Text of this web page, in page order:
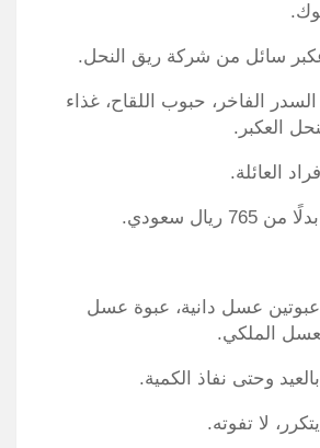
الفاخر، حبوب اللقاح، غذاء
العكبر.
العائلة.
عسل دانية، عبوة عسل
الملكي.
وحتى نفاذ الكمية.
لا تفوته.